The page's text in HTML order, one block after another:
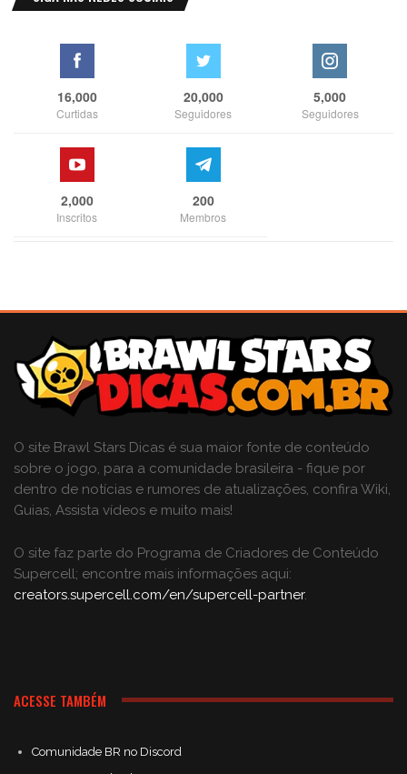
16,000
Curtidas
20,000
Seguidores
5,000
Seguidores
2,000
Inscritos
200
Membros
O site Brawl Stars Dicas é sua maior fonte de conteúdo
sobre o jogo, para a comunidade brasileira - fique por
dentro de notícias e rumores de atualizações, confira Wiki,
Guias, Assista vídeos e muito mais!
O site faz parte do Programa de Criadores de Conteúdo
Supercell; encontre mais informações aqui:
creators.supercell.com/en/supercell-partner.
ACESSE TAMBÉM
Comunidade BR no Discord